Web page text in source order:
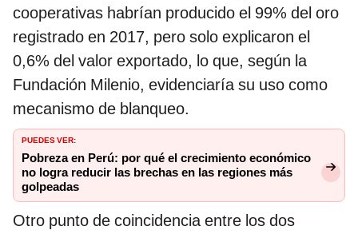
cooperativas habrían producido el 99% del oro
registrado en 2017, pero solo explicaron el
0,6% del valor exportado, lo que, según la
Fundación Milenio, evidenciaría su uso como
mecanismo de blanqueo.
PUEDES VER:
Pobreza en Perú: por qué el crecimiento económico
no logra reducir las brechas en las regiones más
golpeadas
Otro punto de coincidencia entre los dos